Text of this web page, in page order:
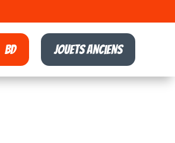
BD Jouets anciens